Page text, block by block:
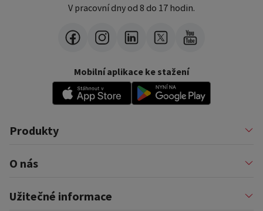
V pracovní dny od 8 do 17 hodin.
Mobilní aplikace ke stažení
Produkty
Půjčky
Financování podnikatelů
Financování auta
O nás
Profil firmy
Pomáháme
Užitečné informace